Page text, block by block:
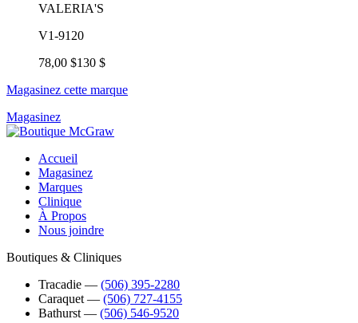
VALERIA'S
V1-9120
78,00 $130 $
Magasinez cette marque
Magasinez
Accueil
Magasinez
Marques
Clinique
À Propos
Nous joindre
Boutiques & Cliniques
Tracadie ― (506) 395-2280
Caraquet ― (506) 727-4155
Bathurst ― (506) 546-9520